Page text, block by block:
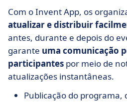
Com o Invent App, os
atualizar e distribuir
antes, durante e depois do
garante uma comunicação
participantes por meio de
atualizações instantâneas.
Publicação do programa,